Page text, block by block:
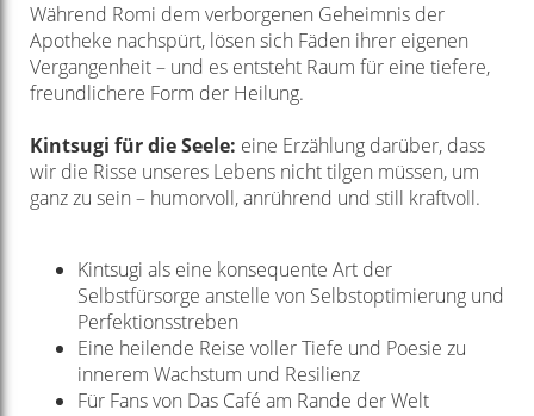
Während Romi dem verborgenen Geheimnis der
Apotheke nachspürt, lösen sich Fäden ihrer eigenen
Vergangenheit – und es entsteht Raum für eine tiefere,
freundlichere Form der Heilung.
Kintsugi für die Seele: eine Erzählung darüber, dass
wir die Risse unseres Lebens nicht tilgen müssen, um
ganz zu sein – humorvoll, anrührend und still kraftvoll.
Kintsugi als eine konsequente Art der
Selbstfürsorge anstelle von Selbstoptimierung und
Perfektionsstreben
Eine heilende Reise voller Tiefe und Poesie zu
innerem Wachstum und Resilienz
Für Fans von Das Café am Rande der Welt